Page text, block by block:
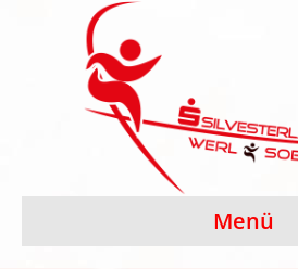
Menü